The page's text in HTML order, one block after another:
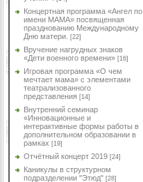
Концертная программа «Ангел по
имени МАМА» посвященная
празднованию Международному
Дню матери.
[22]
Вручение нагрудных знаков
«Дети военного времени» [16]
Игровая программа «О чем
мечтает мама» с элементами
театрализованного
представления [14]
Внутренний семинар
«Инновационные и
интерактивные формы работы в
дополнительном образовании в
рамках [19]
Отчётный концерт 2019 [24]
Каникулы в структурном
подразделении "Этюд" [28]